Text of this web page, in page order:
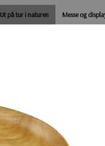
Ut på tur i naturen Messe og